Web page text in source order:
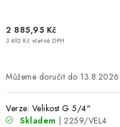
2 885,95 Kč
3 492 Kč včetně DPH
13.8.2026
Verze: Velikost G 5/4"
Skladem
| 2259/VEL4